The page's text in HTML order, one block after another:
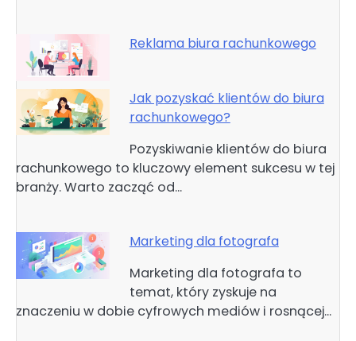
Reklama biura rachunkowego
Jak pozyskać klientów do biura
rachunkowego?
Pozyskiwanie klientów do biura
rachunkowego to kluczowy element sukcesu w tej
branży. Warto zacząć od…
Marketing dla fotografa
Marketing dla fotografa to
temat, który zyskuje na
znaczeniu w dobie cyfrowych mediów i rosnącej…